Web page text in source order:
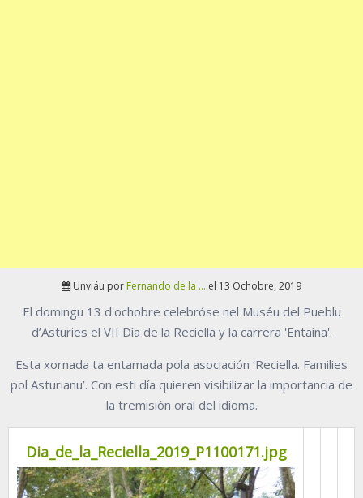
Unviáu por Fernando de la ... el 13 Ochobre, 2019
El domingu 13 d'ochobre celebróse nel Muséu del Pueblu
d’Asturies el VII Día de la Reciella y la carrera 'Entaína'.
Esta xornada ta entamada pola asociación ‘Reciella. Families
pol Asturianu’. Con esti día quieren visibilizar la importancia de
la tremisión oral del idioma.
Dia_de_la_Reciella_2019_P1100171.jpg